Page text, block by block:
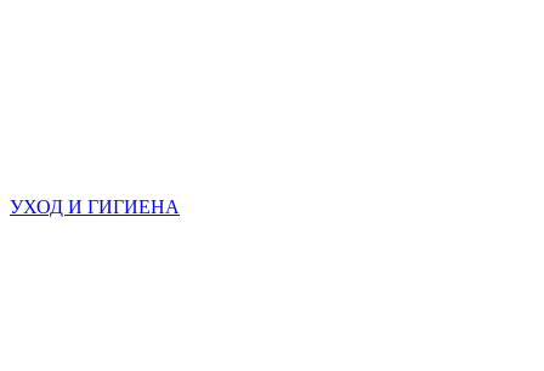
УХОД И ГИГИЕНА